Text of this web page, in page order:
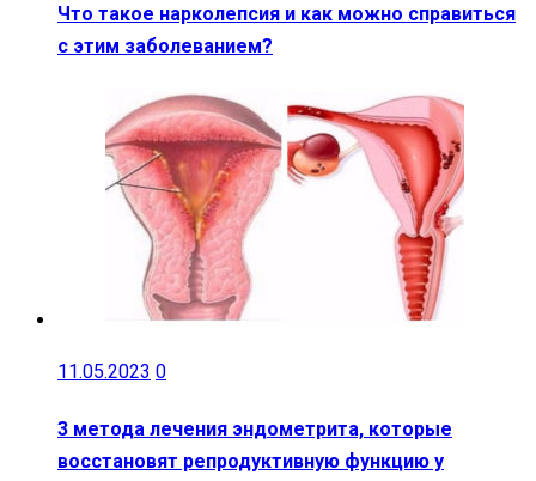
Что такое нарколепсия и как можно справиться
с этим заболеванием?
11.05.2023 0
3 метода лечения эндометрита, которые
восстановят репродуктивную функцию у